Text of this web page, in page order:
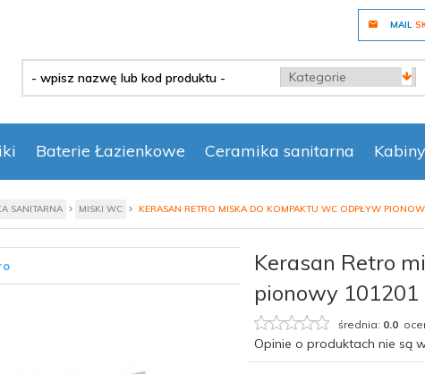
MAIL
wpisz
lub
kod
produktu
-
categories_searcher
Baterie Łazienkowe Ceramika sanitarna
SANITARNA MISKI WC KERASAN RETRO MISKA DO KOMPAKTU WC ODPŁYW
Kerasan Retro
pionowy 101201
średnia: 0.0
Opinie o produktach nie są